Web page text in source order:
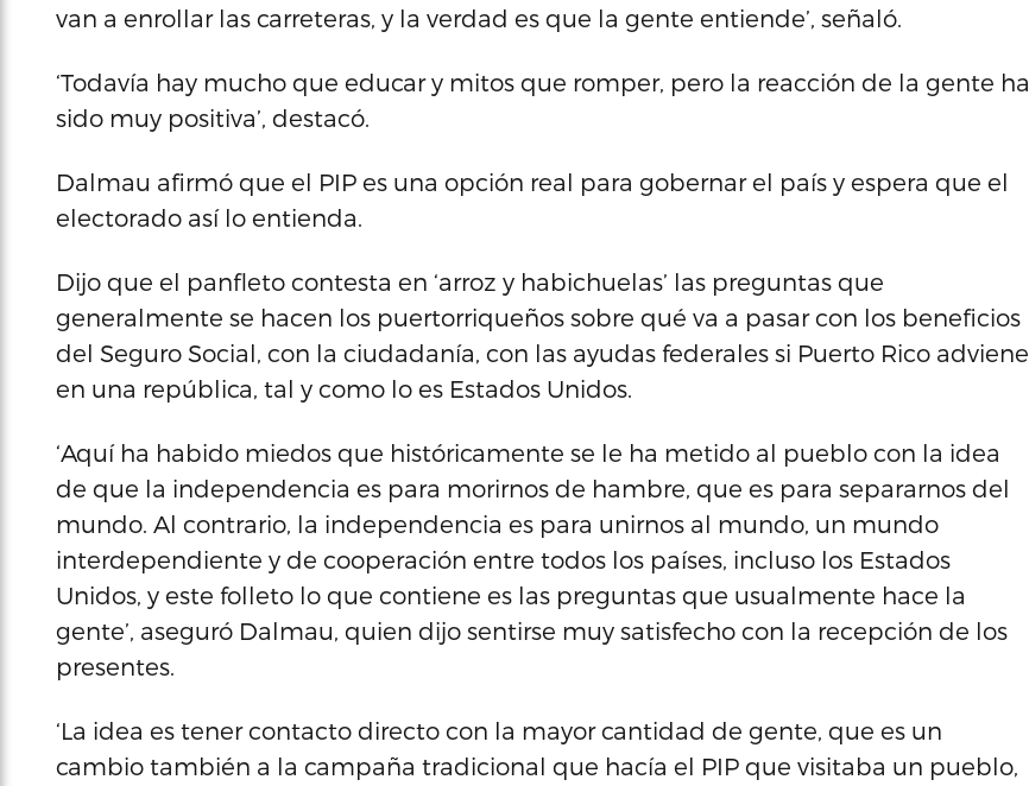
van a enrollar las carreteras, y la verdad es que la gente entiende’, señaló.
‘Todavía hay mucho que educar y mitos que romper, pero la reacción de la gente ha
sido muy positiva’, destacó.
Dalmau afirmó que el PIP es una opción real para gobernar el país y espera que el
electorado así lo entienda.
Dijo que el panfleto contesta en ‘arroz y habichuelas’ las preguntas que
generalmente se hacen los puertorriqueños sobre qué va a pasar con los beneficios
del Seguro Social, con la ciudadanía, con las ayudas federales si Puerto Rico adviene
en una república, tal y como lo es Estados Unidos.
‘Aquí ha habido miedos que históricamente se le ha metido al pueblo con la idea
de que la independencia es para morirnos de hambre, que es para separarnos del
mundo. Al contrario, la independencia es para unirnos al mundo, un mundo
interdependiente y de cooperación entre todos los países, incluso los Estados
Unidos, y este folleto lo que contiene es las preguntas que usualmente hace la
gente’, aseguró Dalmau, quien dijo sentirse muy satisfecho con la recepción de los
presentes.
‘La idea es tener contacto directo con la mayor cantidad de gente, que es un
cambio también a la campaña tradicional que hacía el PIP que visitaba un pueblo,